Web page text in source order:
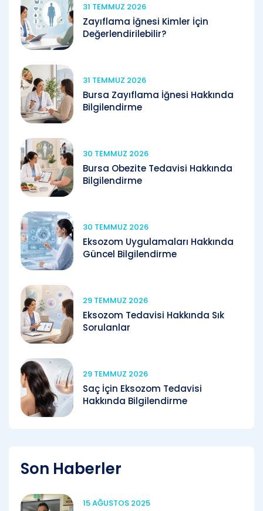
31 TEMMUZ 2026
Zayıflama İğnesi Kimler İçin
Değerlendirilebilir?
31 TEMMUZ 2026
Bursa Zayıflama İğnesi Hakkında
Bilgilendirme
30 TEMMUZ 2026
Bursa Obezite Tedavisi Hakkında
Bilgilendirme
30 TEMMUZ 2026
Eksozom Uygulamaları Hakkında
Güncel Bilgilendirme
29 TEMMUZ 2026
Eksozom Tedavisi Hakkında Sık
Sorulanlar
29 TEMMUZ 2026
Saç İçin Eksozom Tedavisi
Hakkında Bilgilendirme
Son Haberler
15 AĞUSTOS 2025